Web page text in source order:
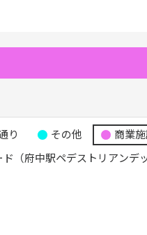
り その他 商業
（府中駅ペデストリアンデッ